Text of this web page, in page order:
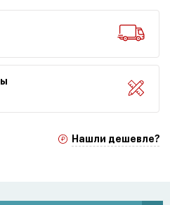
Нашли дешевле?